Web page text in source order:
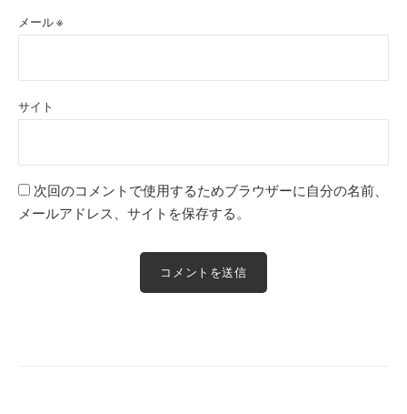
メール※
サイト
次回のコメントで使用するためブラウザーに自分の名前、
メールアドレス、サイトを保存する。